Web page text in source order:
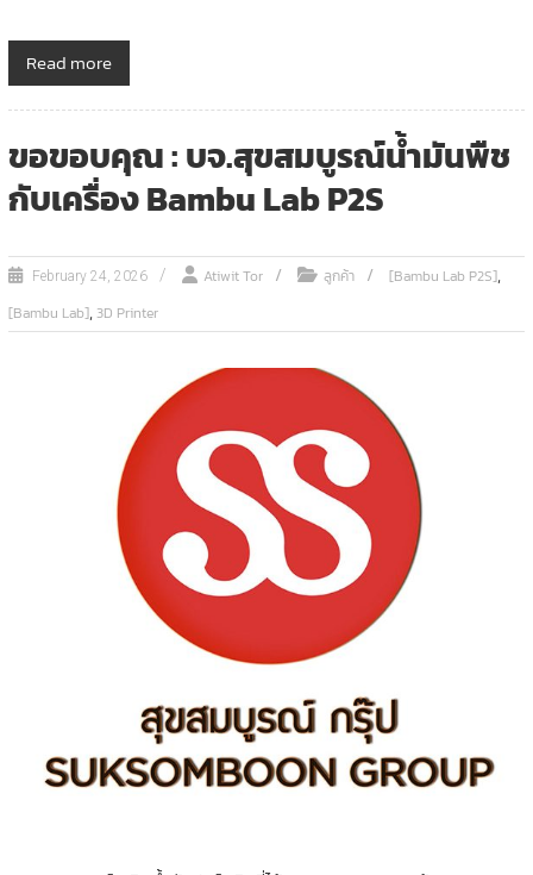
Read more
ขอขอบคุณ : บจ.สุขสมบูรณ์น้ำมันพืช
กับเครื่อง Bambu Lab P2S
February 24, 2026 Atiwit Tor ลูกค้า [Bambu Lab P2S],
[Bambu Lab],3D Printer